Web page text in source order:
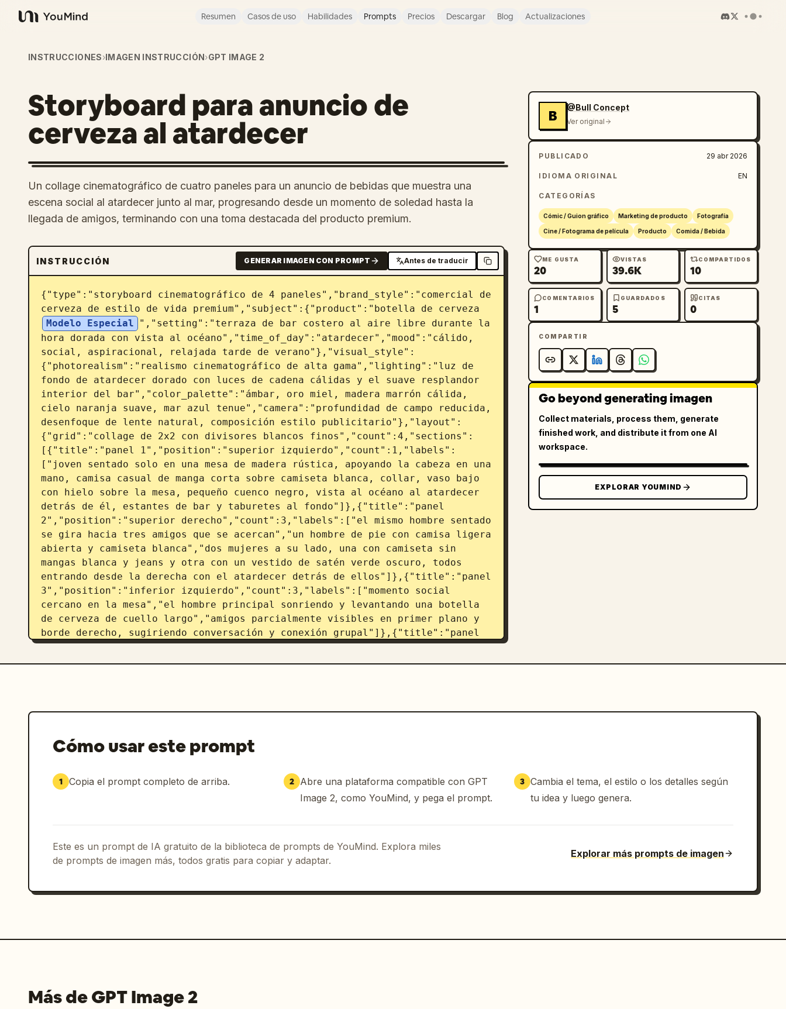
YouMind
Resumen Casos de uso Habilidades Prompts Precios Descargar Blog Actualizaciones
INSTRUCCIONES›IMAGEN INSTRUCCIÓN›GPT IMAGE 2
Storyboard para anuncio de
cerveza al atardecer
Un collage cinematográfico de cuatro paneles para un anuncio de bebidas que muestra una
escena social al atardecer junto al mar, progresando desde un momento de soledad hasta la
llegada de amigos, terminando con una toma destacada del producto premium.
INSTRUCCIÓN GENERAR IMAGEN CON PROMPT Antes de traducir
{"type":"storyboard cinematográfico de 4 paneles","brand_style":"comercial de
cerveza de estilo de vida premium","subject":{"product":"botella de cerveza
Modelo Especial
","setting":"terraza de bar costero al aire libre durante la
hora dorada con vista al océano","time_of_day":"atardecer","mood":"cálido,
social, aspiracional, relajada tarde de verano"},"visual_style":
{"photorealism":"realismo cinematográfico de alta gama","lighting":"luz de
fondo de atardecer dorado con luces de cadena cálidas y el suave resplandor
interior del bar","color_palette":"ámbar, oro miel, madera marrón cálida,
cielo naranja suave, mar azul tenue","camera":"profundidad de campo reducida,
desenfoque de lente natural, composición estilo publicitario"},"layout":
{"grid":"collage de 2x2 con divisores blancos finos","count":4,"sections":
[{"title":"panel 1","position":"superior izquierdo","count":1,"labels":
["joven sentado solo en una mesa de madera rústica, apoyando la cabeza en una
mano, camisa casual de manga corta sobre camiseta blanca, collar, vaso bajo
con hielo sobre la mesa, pequeño cuenco negro, vista al océano al atardecer
detrás de él, estantes de bar y taburetes al fondo"]},{"title":"panel
2","position":"superior derecho","count":3,"labels":["el mismo hombre sentado
se gira hacia tres amigos que se acercan","un hombre de pie con camisa ligera
abierta y camiseta blanca","dos mujeres a su lado, una con camiseta sin
mangas blanca y jeans y otra con un vestido de satén verde oscuro, todos
entrando desde la derecha con el atardecer detrás de ellos"]},{"title":"panel
3","position":"inferior izquierdo","count":3,"labels":["momento social
cercano en la mesa","el hombre principal sonriendo y levantando una botella
de cerveza de cuello largo","amigos parcialmente visibles en primer plano y
borde derecho, sugiriendo conversación y conexión grupal"]},{"title":"panel
4","position":"inferior derecho","count":1,"labels":["toma destacada de una
botella de Modelo Especial fría y cubierta de condensación, de pie sobre la
oceánico","mesas y sillas de madera
hielo","pequeño cuenco de snacks negro","botella de cerveza en la
mano","botella de cerveza destacada en la mesa","vela de mesa o pequeña luz
en el fondo distante"]},"branding":{"logo_overlay":"insignia blanca
bebidas que muestra cómo la soledad se convierte en un momento social
compartido al atardecer, terminando en el producto"}}
B
@Bull Concept
Ver original
PUBLICADO 29 abr 2026
IDIOMA ORIGINAL EN
CATEGORÍAS
Cómic / Guion gráfico Marketing de producto Fotografía
Cine / Fotograma de película Producto Comida / Bebida
ME GUSTA
20
VISTAS
39.6K
COMPARTIDOS
10
COMENTARIOS
1
GUARDADOS
5
CITAS
0
COMPARTIR
Go beyond generating imagen
Collect materials, process them, generate
finished work, and distribute it from one AI
workspace.
EXPLORAR YOUMIND
Cómo usar este prompt
1 Copia el prompt completo de arriba. 2 Abre una plataforma compatible con GPT
Image 2, como YouMind, y pega el prompt.
3 Cambia el tema, el estilo o los detalles según
tu idea y luego genera.
Este es un prompt de IA gratuito de la biblioteca de prompts de YouMind. Explora miles
de prompts de imagen más, todos gratis para copiar y adaptar.
Explorar más prompts de imagen
Más de GPT Image 2